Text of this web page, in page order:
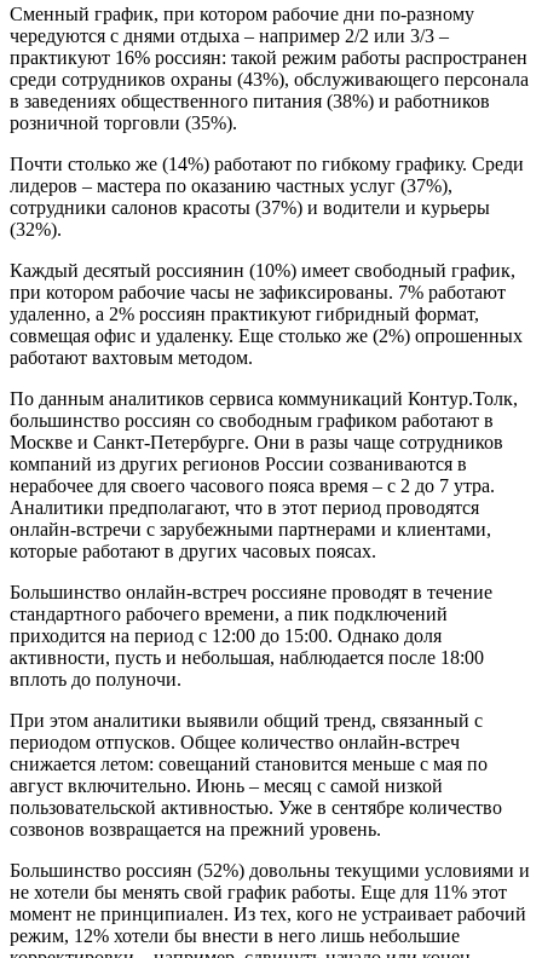
Сменный график, при котором рабочие дни по-разному
чередуются с днями отдыха – например 2/2 или 3/3 –
практикуют 16% россиян: такой режим работы распространен
среди сотрудников охраны (43%), обслуживающего персонала
в заведениях общественного питания (38%) и работников
розничной торговли (35%).
Почти столько же (14%) работают по гибкому графику. Среди
лидеров – мастера по оказанию частных услуг (37%),
сотрудники салонов красоты (37%) и водители и курьеры
(32%).
Каждый десятый россиянин (10%) имеет свободный график,
при котором рабочие часы не зафиксированы. 7% работают
удаленно, а 2% россиян практикуют гибридный формат,
совмещая офис и удаленку. Еще столько же (2%) опрошенных
работают вахтовым методом.
По данным аналитиков сервиса коммуникаций Контур.Толк,
большинство россиян со свободным графиком работают в
Москве и Санкт-Петербурге. Они в разы чаще сотрудников
компаний из других регионов России созваниваются в
нерабочее для своего часового пояса время – с 2 до 7 утра.
Аналитики предполагают, что в этот период проводятся
онлайн-встречи с зарубежными партнерами и клиентами,
которые работают в других часовых поясах.
Большинство онлайн-встреч россияне проводят в течение
стандартного рабочего времени, а пик подключений
приходится на период с 12:00 до 15:00. Однако доля
активности, пусть и небольшая, наблюдается после 18:00
вплоть до полуночи.
При этом аналитики выявили общий тренд, связанный с
периодом отпусков. Общее количество онлайн-встреч
снижается летом: совещаний становится меньше с мая по
август включительно. Июнь – месяц с самой низкой
пользовательской активностью. Уже в сентябре количество
созвонов возвращается на прежний уровень.
Большинство россиян (52%) довольны текущими условиями и
не хотели бы менять свой график работы. Еще для 11% этот
момент не принципиален. Из тех, кого не устраивает рабочий
режим, 12% хотели бы внести в него лишь небольшие